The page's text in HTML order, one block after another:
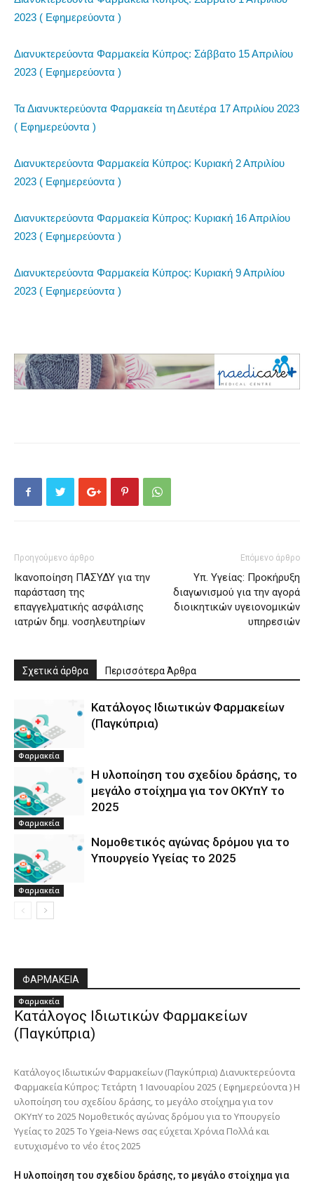
2023 ( Εφημερεύοντα )
Διανυκτερεύοντα Φαρμακεία Κύπρος: Σάββατο 15 Απριλίου
2023 ( Εφημερεύοντα )
Τα Διανυκτερεύοντα Φαρμακεία τη Δευτέρα 17 Απριλίου 2023
( Εφημερεύοντα )
Διανυκτερεύοντα Φαρμακεία Κύπρος: Κυριακή 2 Απριλίου
2023 ( Εφημερεύοντα )
Διανυκτερεύοντα Φαρμακεία Κύπρος: Κυριακή 16 Απριλίου
2023 ( Εφημερεύοντα )
Διανυκτερεύοντα Φαρμακεία Κύπρος: Κυριακή 9 Απριλίου
2023 ( Εφημερεύοντα )
Προηγούμενο άρθρο
Ικανοποίηση ΠΑΣΥΔΥ για την
παράσταση της
επαγγελματικής ασφάλισης
ιατρών δημ. νοσηλευτηρίων
Επόμενο άρθρο
Υπ. Υγείας: Προκήρυξη
διαγωνισμού για την αγορά
διοικητικών υγειονομικών
υπηρεσιών
Σχετικά άρθρα Περισσότερα Άρθρα
Φαρμακεία
Κατάλογος Ιδιωτικών Φαρμακείων
(Παγκύπρια)
Φαρμακεία
Η υλοποίηση του σχεδίου δράσης, το
μεγάλο στοίχημα για τον ΟΚΥπΥ το
2025
Φαρμακεία
Νομοθετικός αγώνας δρόμου για το
Υπουργείο Υγείας το 2025
ΦΑΡΜΑΚΕΙΑ
Φαρμακεία
Κατάλογος Ιδιωτικών Φαρμακείων
(Παγκύπρια)
Κατάλογος Ιδιωτικών Φαρμακείων (Παγκύπρια) Διανυκτερεύοντα
Φαρμακεία Κύπρος: Τετάρτη 1 Ιανουαρίου 2025 ( Εφημερεύοντα ) Η
υλοποίηση του σχεδίου δράσης, το μεγάλο στοίχημα για τον
ΟΚΥπΥ το 2025 Νομοθετικός αγώνας δρόμου για το Υπουργείο
Υγείας το 2025 Το Ygeia-News σας εύχεται Χρόνια Πολλά και
ευτυχισμένο το νέο έτος 2025
Η υλοποίηση του σχεδίου δράσης, το μεγάλο στοίχημα για